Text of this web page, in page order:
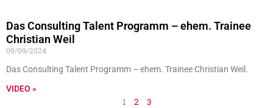
Das Consulting Talent Programm – ehem. Trainee
Christian Weil
09/09/2024
Das Consulting Talent Programm – ehem. Trainee Christian Weil.
VIDEO »
1 2 3